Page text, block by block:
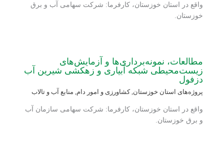
واقع در استان خوزستان، کارفرما: شرکت سهامی آب و برق
خوزستان.
مطالعات، نمونه‌برداری‌ها و آزمایش‌های
زیست‌محیطی شبکه آبیاری و زهکشی شیرین آب
دزفول
پروژه‌های استان خوزستان,کشاورزی و امور دام, منابع آب و تالاب
واقع در استان خوزستان، کارفرما: شرکت سهامی سازمان آب
و برق خوزستان.